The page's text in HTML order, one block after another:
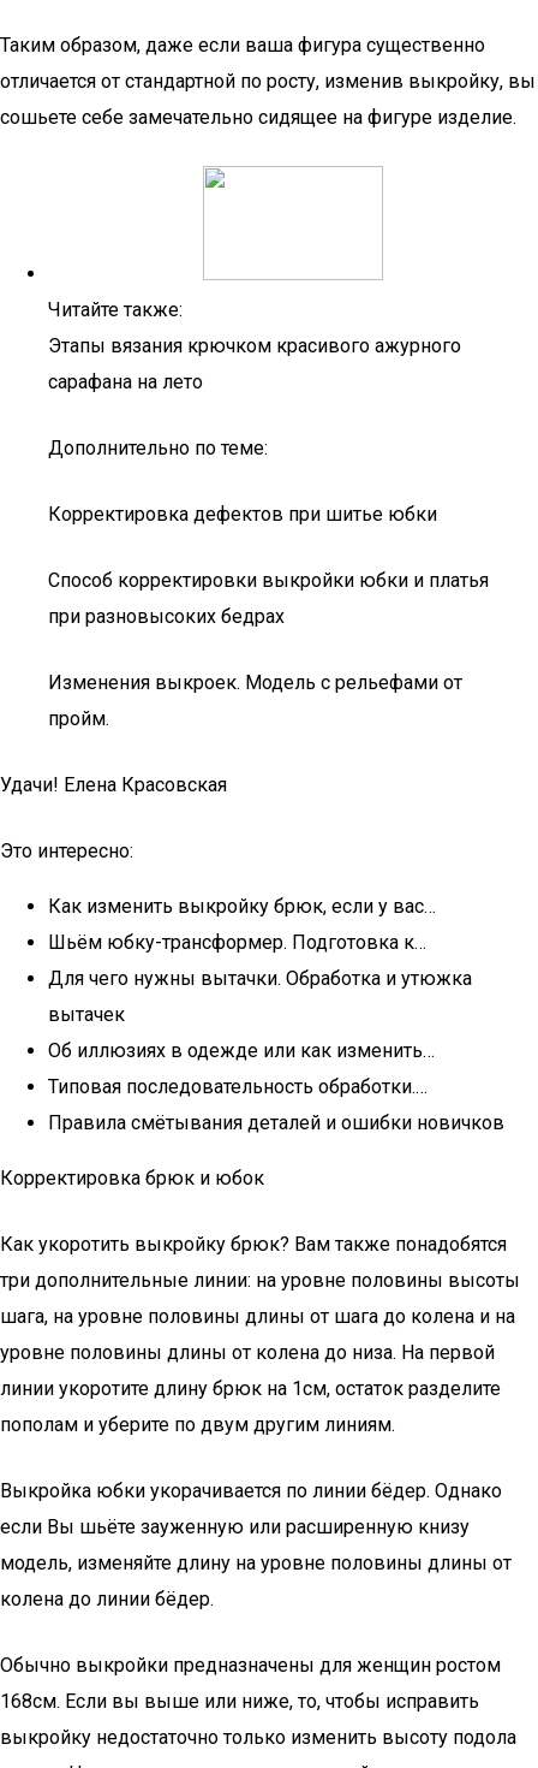
Таким образом, даже если ваша фигура существенно
отличается от стандартной по росту, изменив выкройку, вы
сошьете себе замечательно сидящее на фигуре изделие.
Читайте также:
Этапы вязания крючком красивого ажурного
сарафана на лето
Дополнительно по теме:
Корректировка дефектов при шитье юбки
Способ корректировки выкройки юбки и платья
при разновысоких бедрах
Изменения выкроек. Модель с рельефами от
пройм.
Удачи! Елена Красовская
Это интересно:
Как изменить выкройку брюк, если у вас…
Шьём юбку-трансформер. Подготовка к…
Для чего нужны вытачки. Обработка и утюжка
вытачек
Об иллюзиях в одежде или как изменить…
Типовая последовательность обработки.…
Правила смётывания деталей и ошибки новичков
Корректировка брюк и юбок
Как укоротить выкройку брюк? Вам также понадобятся
три дополнительные линии: на уровне половины высоты
шага, на уровне половины длины от шага до колена и на
уровне половины длины от колена до низа. На первой
линии укоротите длину брюк на 1см, остаток разделите
пополам и уберите по двум другим линиям.
Выкройка юбки укорачивается по линии бёдер. Однако
если Вы шьёте зауженную или расширенную книзу
модель, изменяйте длину на уровне половины длины от
колена до линии бёдер.
Обычно выкройки предназначены для женщин ростом
168см. Если вы выше или ниже, то, чтобы исправить
выкройку недостаточно только изменить высоту подола